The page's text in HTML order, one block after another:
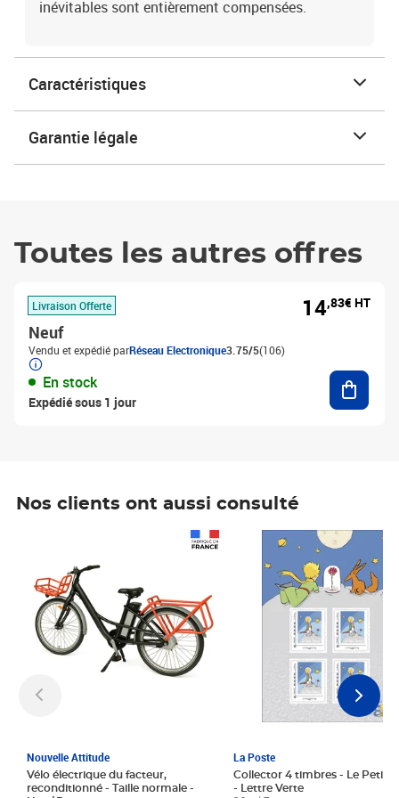
inévitables sont entièrement compensées.
Caractéristiques
Garantie légale
Toutes les autres offres
Livraison Offerte
Neuf
Vendu et expédié parRéseau Electronique3.75/5(106)
En stock
Expédié sous 1 jour
14,83€ HT
Nos clients ont aussi consulté
Nouvelle Attitude
Vélo électrique du facteur,
reconditionné - Taille normale -
La Poste
Collector 4 timbres - Le Petit
- Lettre Verte
Prix 6,25€ HT